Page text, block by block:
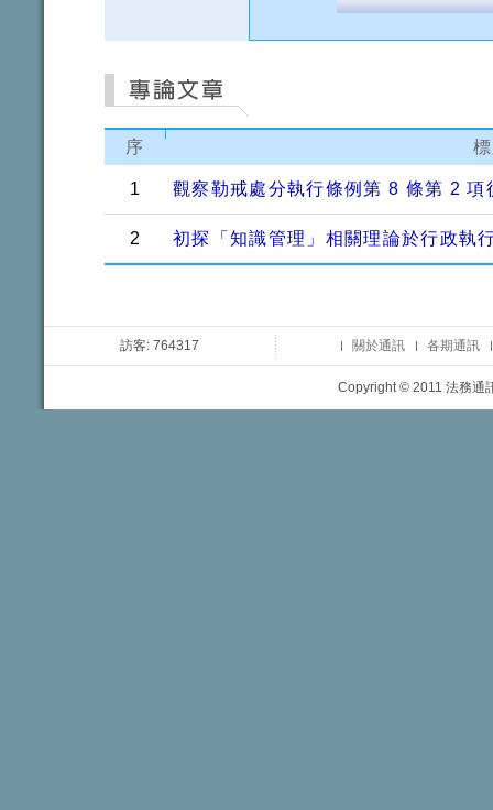
序
1 觀察勒戒處分執行條例第 8 條第 2
2 初探「知識管理」相關理論於行政執
訪客: 764317 關於通訊 各期通訊
Copyright © 2011 法務